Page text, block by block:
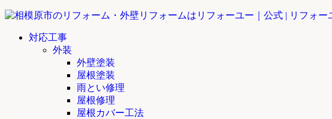
対応工事
外装
外壁塗装
屋根塗装
雨とい修理
屋根修理
屋根カバー工法